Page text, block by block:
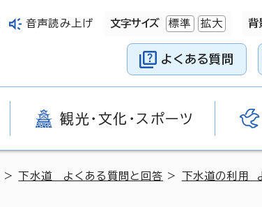
音声読み上げ 文字サイズ 標準 拡大 背
よくある質問
観光・文化・スポーツ
> 下水道 よくある質問と回答 > 下水道の利用